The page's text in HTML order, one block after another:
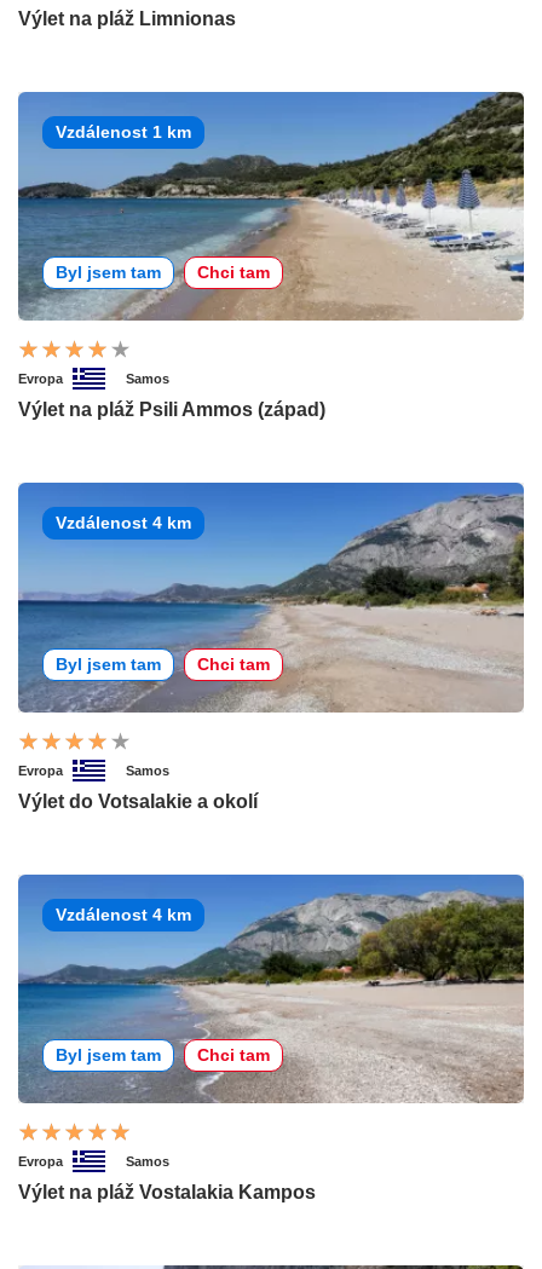
Výlet na pláž Limnionas
Vzdálenost 1 km
Byl jsem tam Chci tam
Evropa Samos
Výlet na pláž Psili Ammos (západ)
Vzdálenost 4 km
Byl jsem tam Chci tam
Evropa Samos
Výlet do Votsalakie a okolí
Vzdálenost 4 km
Byl jsem tam Chci tam
Evropa Samos
Výlet na pláž Vostalakia Kampos